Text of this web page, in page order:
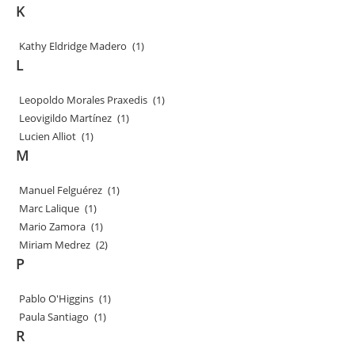
K
Kathy Eldridge Madero (1)
L
Leopoldo Morales Praxedis (1)
Leovigildo Martínez (1)
Lucien Alliot (1)
M
Manuel Felguérez (1)
Marc Lalique (1)
Mario Zamora (1)
Miriam Medrez (2)
P
Pablo O'Higgins (1)
Paula Santiago (1)
R